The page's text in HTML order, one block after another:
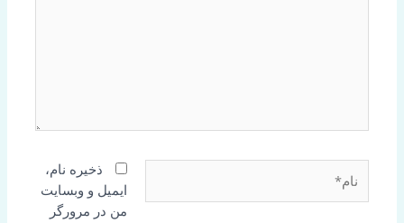
ذخیره نام،
ایمیل و وبسایت
من در مرورگر